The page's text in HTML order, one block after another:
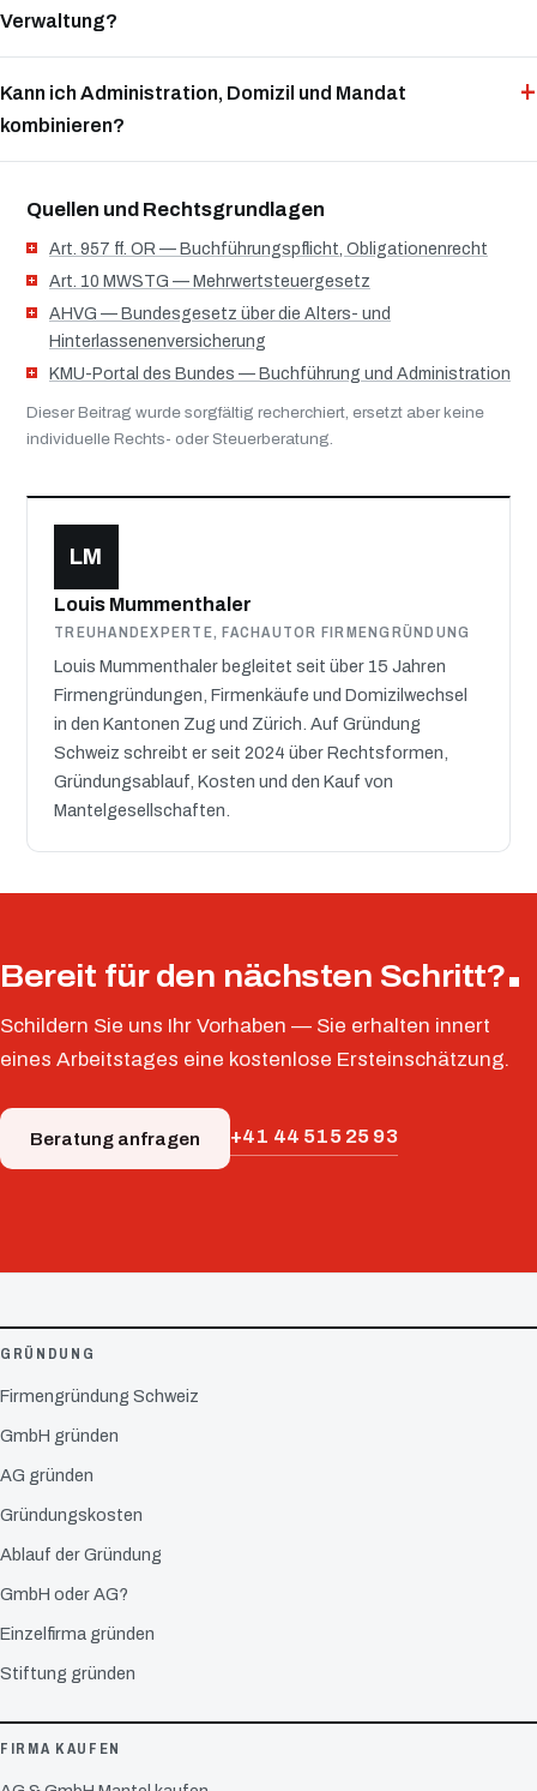
Verwaltung?
Kann ich Administration, Domizil und Mandat
kombinieren?
Quellen und Rechtsgrundlagen
Art. 957 ff. OR — Buchführungspflicht, Obligationenrecht
Art. 10 MWSTG — Mehrwertsteuergesetz
AHVG — Bundesgesetz über die Alters- und
Hinterlassenenversicherung
KMU-Portal des Bundes — Buchführung und Administration
Dieser Beitrag wurde sorgfältig recherchiert, ersetzt aber keine
individuelle Rechts- oder Steuerberatung.
LM
Louis Mummenthaler
TREUHANDEXPERTE, FACHAUTOR FIRMENGRÜNDUNG
Louis Mummenthaler begleitet seit über 15 Jahren
Firmengründungen, Firmenkäufe und Domizilwechsel
in den Kantonen Zug und Zürich. Auf Gründung
Schweiz schreibt er seit 2024 über Rechtsformen,
Gründungsablauf, Kosten und den Kauf von
Mantelgesellschaften.
Bereit für den nächsten Schritt?
Schildern Sie uns Ihr Vorhaben — Sie erhalten innert
eines Arbeitstages eine kostenlose Ersteinschätzung.
Beratung anfragen +41 44 515 25 93
GRÜNDUNG
Firmengründung Schweiz
GmbH gründen
AG gründen
Gründungskosten
Ablauf der Gründung
GmbH oder AG?
Einzelfirma gründen
Stiftung gründen
FIRMA KAUFEN